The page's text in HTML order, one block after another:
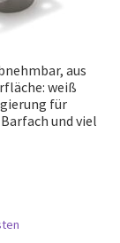
aus
weiß
für
und viel